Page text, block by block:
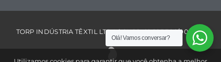
TORP INDÚSTRIA TÊXTIL LTDA | CNPJ: 01.285.366/0001-17
Olá! Vamos conversar?